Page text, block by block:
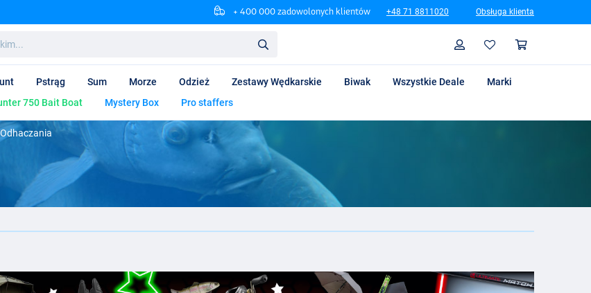
+ 400 000 zadowolonych klientów +48 71 8811020 Obsługa klienta
Profil
Pstrąg Sum Morze Odzież Zestawy Wędkarskie Biwak Wszystkie Deale
Marki
750 Bait Boat Mystery Box Pro staffers